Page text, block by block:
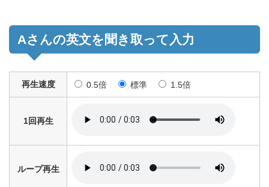
Aさんの英文を聞き取って入力
再生速度 0.5倍 標準 1.5倍
1回再生
ループ再生